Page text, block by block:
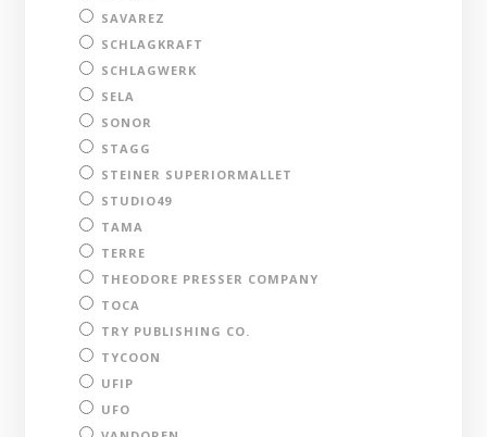
SAVAREZ
SCHLAGKRAFT
SCHLAGWERK
SELA
SONOR
STAGG
STEINER SUPERIORMALLET
STUDIO49
TAMA
TERRE
THEODORE PRESSER COMPANY
TOCA
TRY PUBLISHING CO.
TYCOON
UFIP
UFO